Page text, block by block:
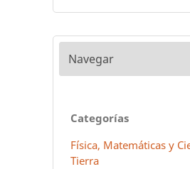
Navegar
Categorías
Física, Matemáticas y
Tierra